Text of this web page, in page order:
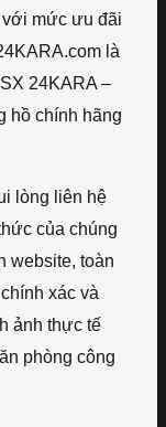
với mức ưu đãi
là
24KARA –
hồ chính hãng
lòng liên hệ
của chúng
website, toàn
xác và
ảnh thực tế
phòng công